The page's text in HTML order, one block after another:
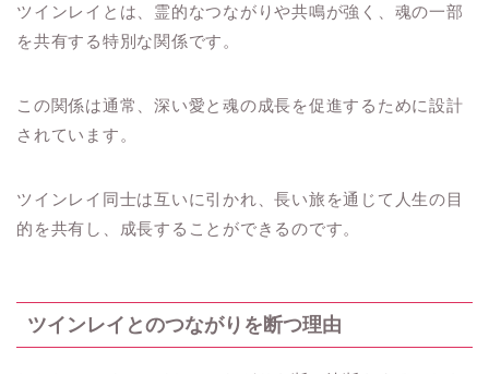
ツインレイとは、霊的なつながりや共鳴が強く、魂の一部
を共有する特別な関係です。
この関係は通常、深い愛と魂の成長を促進するために設計
されています。
ツインレイ同士は互いに引かれ、長い旅を通じて人生の目
的を共有し、成長することができるのです。
ツインレイとのつながりを断つ理由